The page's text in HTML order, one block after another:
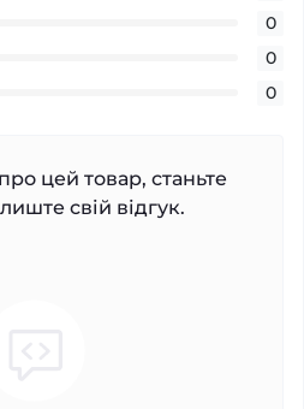
0
0
0
цей товар, станьте
свій відгук.